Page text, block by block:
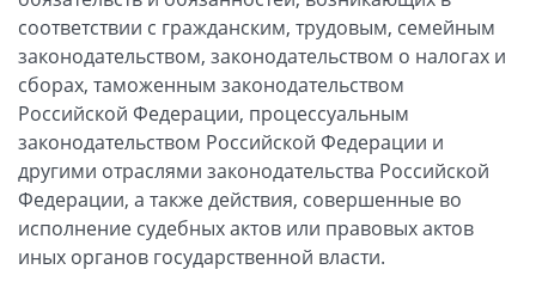
соответствии с гражданским, трудовым, семейным
законодательством, законодательством о налогах и
сборах, таможенным законодательством
Российской Федерации, процессуальным
законодательством Российской Федерации и
другими отраслями законодательства Российской
Федерации, а также действия, совершенные во
исполнение судебных актов или правовых актов
иных органов государственной власти.